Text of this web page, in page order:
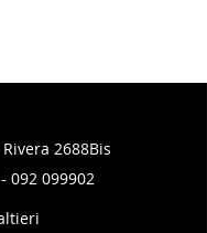
2688Bis
- 092 099902